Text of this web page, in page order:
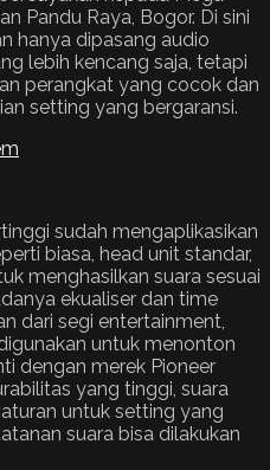
Pandu Raya, Bogor. Di sini
hanya dipasang audio
lebih kencang saja, tetapi
perangkat yang cocok dan
setting yang bergaransi.
sudah mengaplikasikan
biasa, head unit standar,
menghasilkan suara sesuai
ekualiser dan time
dari segi entertainment,
untuk menonton
dengan merek Pioneer
yang tinggi, suara
untuk setting yang
suara bisa dilakukan